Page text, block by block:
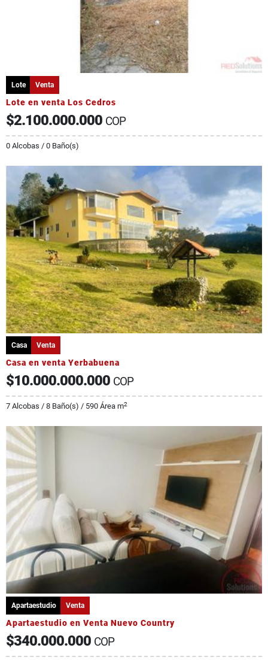
Lote Venta
Lote en venta Los Cedros
$2.100.000.000 COP
0 Alcobas / 0 Baño(s)
Casa Venta
Casa en venta Yerbabuena
$10.000.000.000 COP
7 Alcobas / 8 Baño(s) / 590 Área m2
Apartaestudio Venta
Apartaestudio en Venta Nuevo Country
$340.000.000 COP